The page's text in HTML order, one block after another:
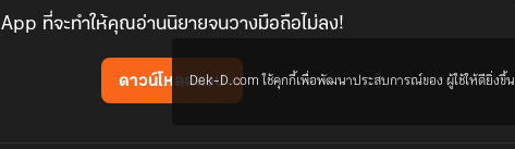
App ที่จะทำให้คุณอ่านนิยายจนวางมือถือไม่ลง!
ดาวน์โหลดแอปDek-D.com ใช้คุกกี้เพื่อพัฒนาประสบการณ์ของ ผู้ใช้ให้ดียิ่งขึ้น